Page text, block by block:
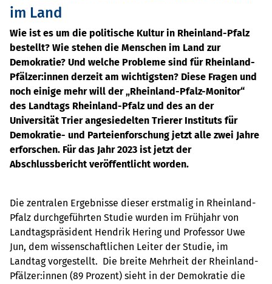
im Land
Wie ist es um die politische Kultur in Rheinland-Pfalz
bestellt? Wie stehen die Menschen im Land zur
Demokratie? Und welche Probleme sind für Rheinland-
Pfälzer:innen derzeit am wichtigsten? Diese Fragen und
noch einige mehr will der „Rheinland-Pfalz-Monitor“
des Landtags Rheinland-Pfalz und des an der
Universität Trier angesiedelten Trierer Instituts für
Demokratie- und Parteienforschung jetzt alle zwei Jahre
erforschen. Für das Jahr 2023 ist jetzt der
Abschlussbericht veröffentlicht worden.
Die zentralen Ergebnisse dieser erstmalig in Rheinland-
Pfalz durchgeführten Studie wurden im Frühjahr von
Landtagspräsident Hendrik Hering und Professor Uwe
Jun, dem wissenschaftlichen Leiter der Studie, im
Landtag vorgestellt. Die breite Mehrheit der Rheinland-
Pfälzer:innen (89 Prozent) sieht in der Demokratie die